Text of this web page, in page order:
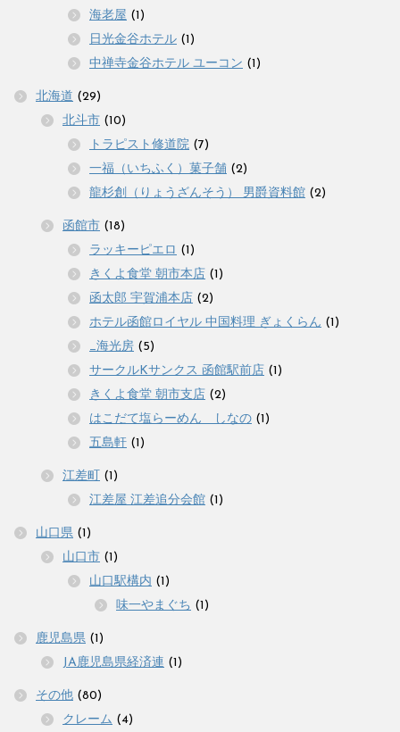
海老屋 (1)
日光金谷ホテル (1)
中禅寺金谷ホテル ユーコン (1)
北海道 (29)
北斗市 (10)
トラピスト修道院 (7)
一福（いちふく）菓子舗 (2)
龍杉創（りょうざんそう） 男爵資料館 (2)
函館市 (18)
ラッキーピエロ (1)
きくよ食堂 朝市本店 (1)
函太郎 宇賀浦本店 (2)
ホテル函館ロイヤル 中国料理 ぎょくらん (1)
_海光房 (5)
サークルKサンクス 函館駅前店 (1)
きくよ食堂 朝市支店 (2)
はこだて塩らーめん しなの (1)
五島軒 (1)
江差町 (1)
江差屋 江差追分会館 (1)
山口県 (1)
山口市 (1)
山口駅構内 (1)
味一やまぐち (1)
鹿児島県 (1)
JA鹿児島県経済連 (1)
その他 (80)
クレーム (4)